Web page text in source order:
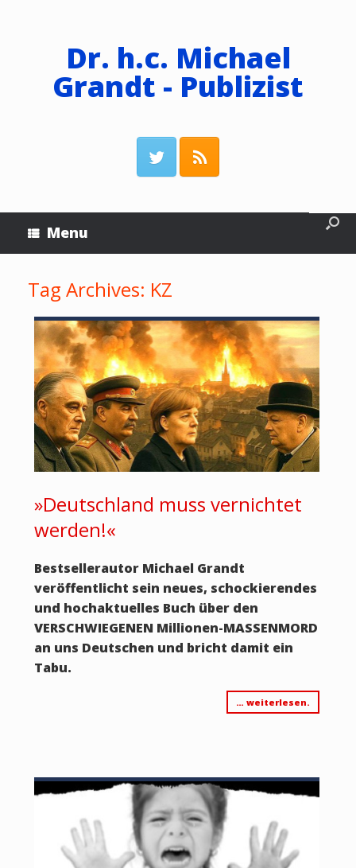
Dr. h.c. Michael
Grandt - Publizist
Menu
Tag Archives: KZ
»Deutschland muss vernichtet
werden!«
Bestsellerautor Michael Grandt
veröffentlicht sein neues, schockierendes
und hochaktuelles Buch über den
VERSCHWIEGENEN Millionen-MASSENMORD
an uns Deutschen und bricht damit ein
Tabu.
… weiterlesen.